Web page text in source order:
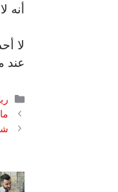
أنه
لا
عند